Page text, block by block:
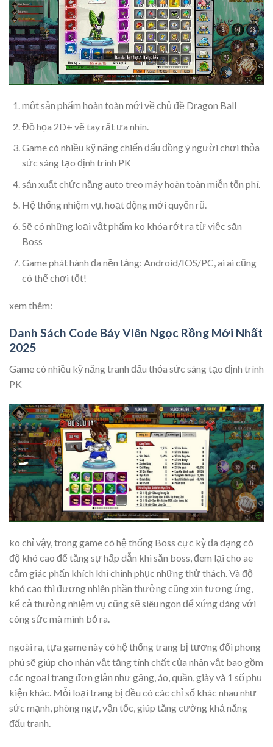
một sản phẩm hoàn toàn mới về chủ đề Dragon Ball
Đồ họa 2D+ vẽ tay rất ưa nhìn.
Game có nhiều kỹ năng chiến đấu đồng ý người chơi thỏa
sức sáng tạo định trình PK
sản xuất chức năng auto treo máy hoàn toàn miễn tổn phí.
Hệ thống nhiệm vụ, hoạt động mới quyến rũ.
Sẽ có những loại vật phẩm ko khóa rớt ra từ việc săn
Boss
Game phát hành đa nền tảng: Android/IOS/PC, ai ai cũng
có thể chơi tốt!
xem thêm:
Danh Sách Code Bảy Viên Ngọc Rồng Mới Nhất
2025
Game có nhiều kỹ năng tranh đấu thỏa sức sáng tạo định trình
PK
ko chỉ vậy, trong game có hệ thống Boss cực kỳ đa dạng có
độ khó cao để tăng sự hấp dẫn khi săn boss, đem lại cho ae
cảm giác phấn khích khi chinh phục những thử thách. Và độ
khó cao thì đương nhiên phần thưởng cũng xịn tương ứng,
kể cả thưởng nhiệm vụ cũng sẽ siêu ngon để xứng đáng với
công sức mà mình bỏ ra.
ngoài ra, tựa game này có hệ thống trang bị tương đối phong
phú sẽ giúp cho nhân vật tăng tính chất của nhân vật bao gồm
các ngoại trang đơn giản như găng, áo, quần, giày và 1 số phụ
kiện khác. Mỗi loại trang bị đều có các chỉ số khác nhau như
sức mạnh, phòng ngự, vận tốc, giúp tăng cường khả năng
đấu tranh.